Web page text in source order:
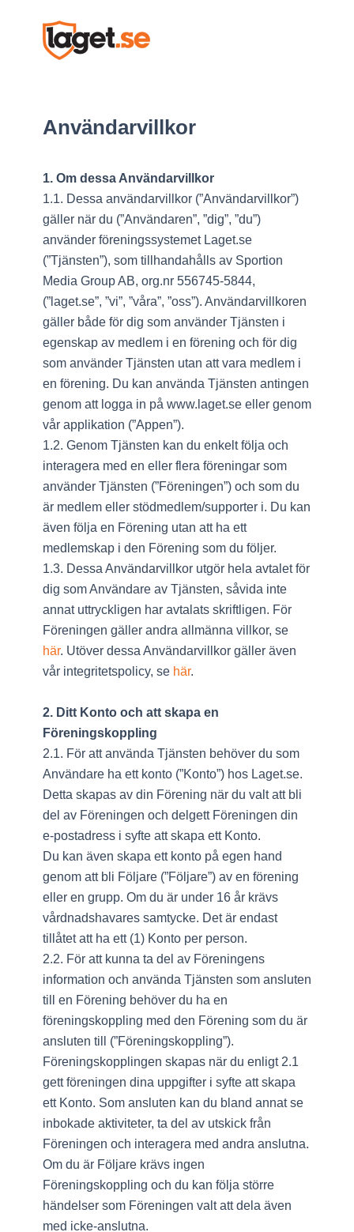
Användarvillkor
1. Om dessa Användarvillkor
1.1. Dessa användarvillkor (”Användarvillkor”)
gäller när du (”Användaren”, ”dig”, ”du”)
använder föreningssystemet Laget.se
(”Tjänsten”), som tillhandahålls av Sportion
Media Group AB, org.nr 556745-5844,
(”laget.se”, ”vi”, ”våra”, ”oss”). Användarvillkoren
gäller både för dig som använder Tjänsten i
egenskap av medlem i en förening och för dig
som använder Tjänsten utan att vara medlem i
en förening. Du kan använda Tjänsten antingen
genom att logga in på www.laget.se eller genom
vår applikation (”Appen”).
1.2. Genom Tjänsten kan du enkelt följa och
interagera med en eller flera föreningar som
använder Tjänsten (”Föreningen”) och som du
är medlem eller stödmedlem/supporter i. Du kan
även följa en Förening utan att ha ett
medlemskap i den Förening som du följer.
1.3. Dessa Användarvillkor utgör hela avtalet för
dig som Användare av Tjänsten, såvida inte
annat uttryckligen har avtalats skriftligen. För
Föreningen gäller andra allmänna villkor, se
här. Utöver dessa Användarvillkor gäller även
vår integritetspolicy, se här.
2. Ditt Konto och att skapa en
Föreningskoppling
2.1. För att använda Tjänsten behöver du som
Användare ha ett konto (”Konto”) hos Laget.se.
Detta skapas av din Förening när du valt att bli
del av Föreningen och delgett Föreningen din
e-postadress i syfte att skapa ett Konto.
Du kan även skapa ett konto på egen hand
genom att bli Följare (”Följare”) av en förening
eller en grupp. Om du är under 16 år krävs
vårdnadshavares samtycke. Det är endast
tillåtet att ha ett (1) Konto per person.
2.2. För att kunna ta del av Föreningens
information och använda Tjänsten som ansluten
till en Förening behöver du ha en
föreningskoppling med den Förening som du är
ansluten till (”Föreningskoppling”).
Föreningskopplingen skapas när du enligt 2.1
gett föreningen dina uppgifter i syfte att skapa
ett Konto. Som ansluten kan du bland annat se
inbokade aktiviteter, ta del av utskick från
Föreningen och interagera med andra anslutna.
Om du är Följare krävs ingen
Föreningskoppling och du kan följa större
händelser som Föreningen valt att dela även
med icke-anslutna.